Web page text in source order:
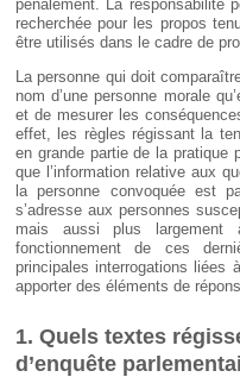
pénalement. La responsabilité
recherchée pour les propos
être utilisés dans le cadre de
La personne qui doit
nom d’une personne morale
et de mesurer les
effet, les règles régissant la
en grande partie de la pratique
que l’information relative aux
la personne convoquée est
s’adresse aux personnes
mais aussi plus largement
fonctionnement de ces
principales interrogations liées
apporter des éléments de
1. Quels textes
d’enquête